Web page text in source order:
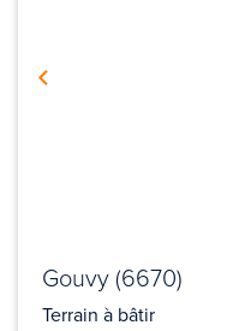
Gouvy (6670)
Terrain à bâtir